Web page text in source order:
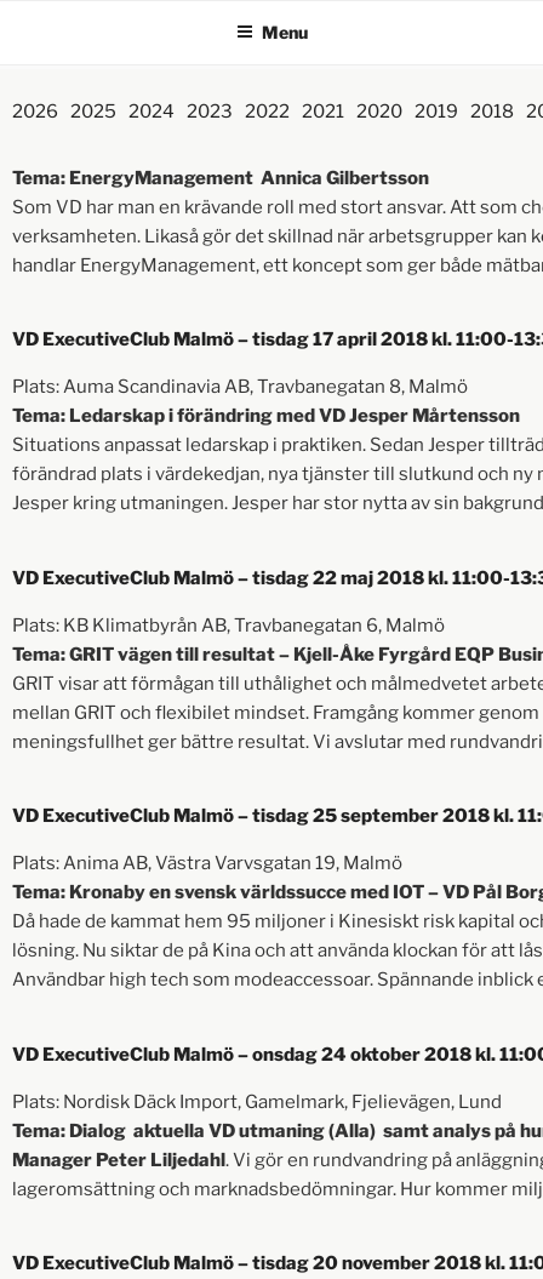
Menu
2026 2025 2024 2023 2022 2021 2020 2019 2018
Tema: EnergyManagement Annica Gilbertsson
Som VD har man en krävande roll med stort ansvar. Att som
verksamheten. Likaså gör det skillnad när arbetsgrupper kan
handlar EnergyManagement, ett koncept som ger både
VD ExecutiveClub Malmö – tisdag 17 april 2018 kl. 11:00-
Plats: Auma Scandinavia AB, Travbanegatan 8, Malmö
Tema: Ledarskap i förändring med VD Jesper Mårtensson
Situations anpassat ledarskap i praktiken. Sedan Jesper
förändrad plats i värdekedjan, nya tjänster till slutkund och
Jesper kring utmaningen. Jesper har stor nytta av sin
VD ExecutiveClub Malmö – tisdag 22 maj 2018 kl. 11:00-
Plats: KB Klimatbyrån AB, Travbanegatan 6, Malmö
Tema: GRIT vägen till resultat – Kjell-Åke Fyrgård EQP
GRIT visar att förmågan till uthålighet och målmedvetet
mellan GRIT och flexibilet mindset. Framgång kommer
meningsfullhet ger bättre resultat. Vi avslutar med
VD ExecutiveClub Malmö – tisdag 25 september 2018 kl.
Plats: Anima AB, Västra Varvsgatan 19, Malmö
Tema: Kronaby en svensk världssucce med IOT – VD Pål
Då hade de kammat hem 95 miljoner i Kinesiskt risk kapital
lösning. Nu siktar de på Kina och att använda klockan för att
Användbar high tech som modeaccessoar. Spännande
VD ExecutiveClub Malmö – onsdag 24 oktober 2018 kl.
Plats: Nordisk Däck Import, Gamelmark, Fjelievägen, Lund
Tema: Dialog aktuella VD utmaning (Alla) samt analys på
Manager Peter Liljedahl. Vi gör en rundvandring på
lageromsättning och marknadsbedömningar. Hur kommer
VD ExecutiveClub Malmö – tisdag 20 november 2018 kl.